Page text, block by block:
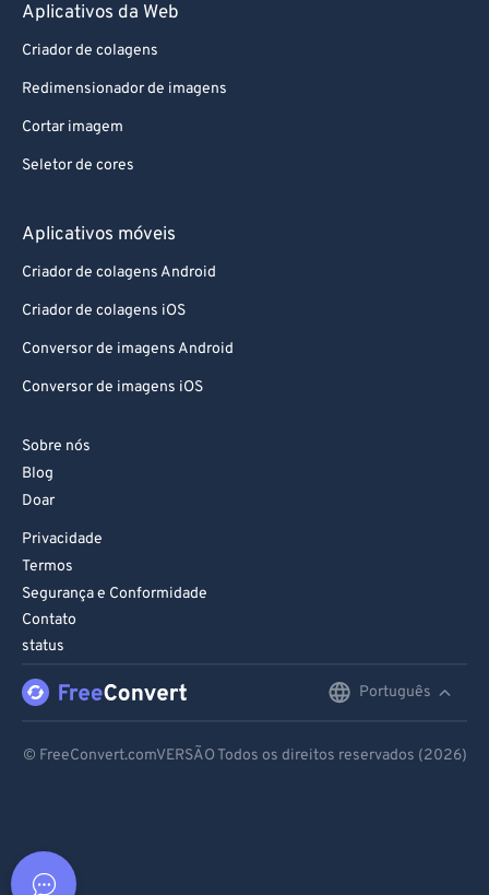
Aplicativos da Web
Criador de colagens
Redimensionador de imagens
Cortar imagem
Seletor de cores
Aplicativos móveis
Criador de colagens Android
Criador de colagens iOS
Conversor de imagens Android
Conversor de imagens iOS
Sobre nós
Blog
Doar
Privacidade
Termos
Segurança e Conformidade
Contato
status
Português
© FreeConvert.comVERSÃO Todos os direitos reservados (2026)